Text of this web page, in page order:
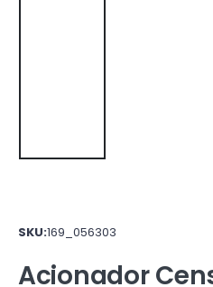
SKU:169_056303
Acionador